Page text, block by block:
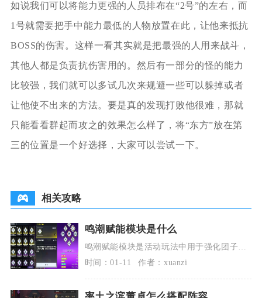
如说我们可以将能力更强的人员排布在“2号”的左右，而
1号就需要把手中能力最低的人物放置在此，让他来抵抗
BOSS的伤害。这样一看其实就是把最强的人用来战斗，
其他人都是负责抗伤害用的。然后有一部分的怪的能力
比较强，我们就可以多试几次来规避一些可以躲掉或者
让他使不出来的方法。要是真的发现打败他很难，那就
只能看看群起而攻之的效果怎么样了，将“东方”放在第
三的位置是一个好选择，大家可以尝试一下。
相关攻略
鸣潮赋能模块是什么
鸣潮赋能模块是活动玩法中用于强化团子属
性、解锁特殊效果的养成组件，本质是给团
子提供额外词条
时间：01-11 作者：xuanzi